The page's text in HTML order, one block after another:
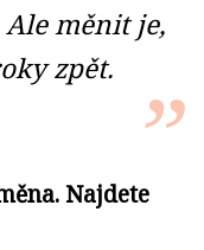
měnit je,
zpět.
Najdete